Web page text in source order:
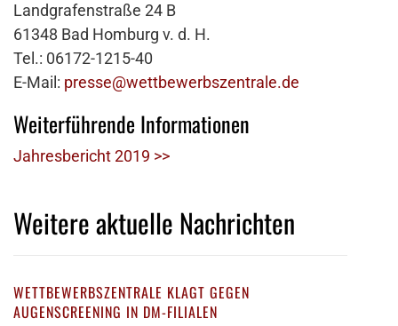
Landgrafenstraße 24 B
61348 Bad Homburg v. d. H.
Tel.: 06172-1215-40
E-Mail: presse@wettbewerbszentrale.de
Weiterführende Informationen
Jahresbericht 2019 >>
Weitere aktuelle Nachrichten
WETTBEWERBSZENTRALE KLAGT GEGEN
AUGENSCREENING IN DM-FILIALEN